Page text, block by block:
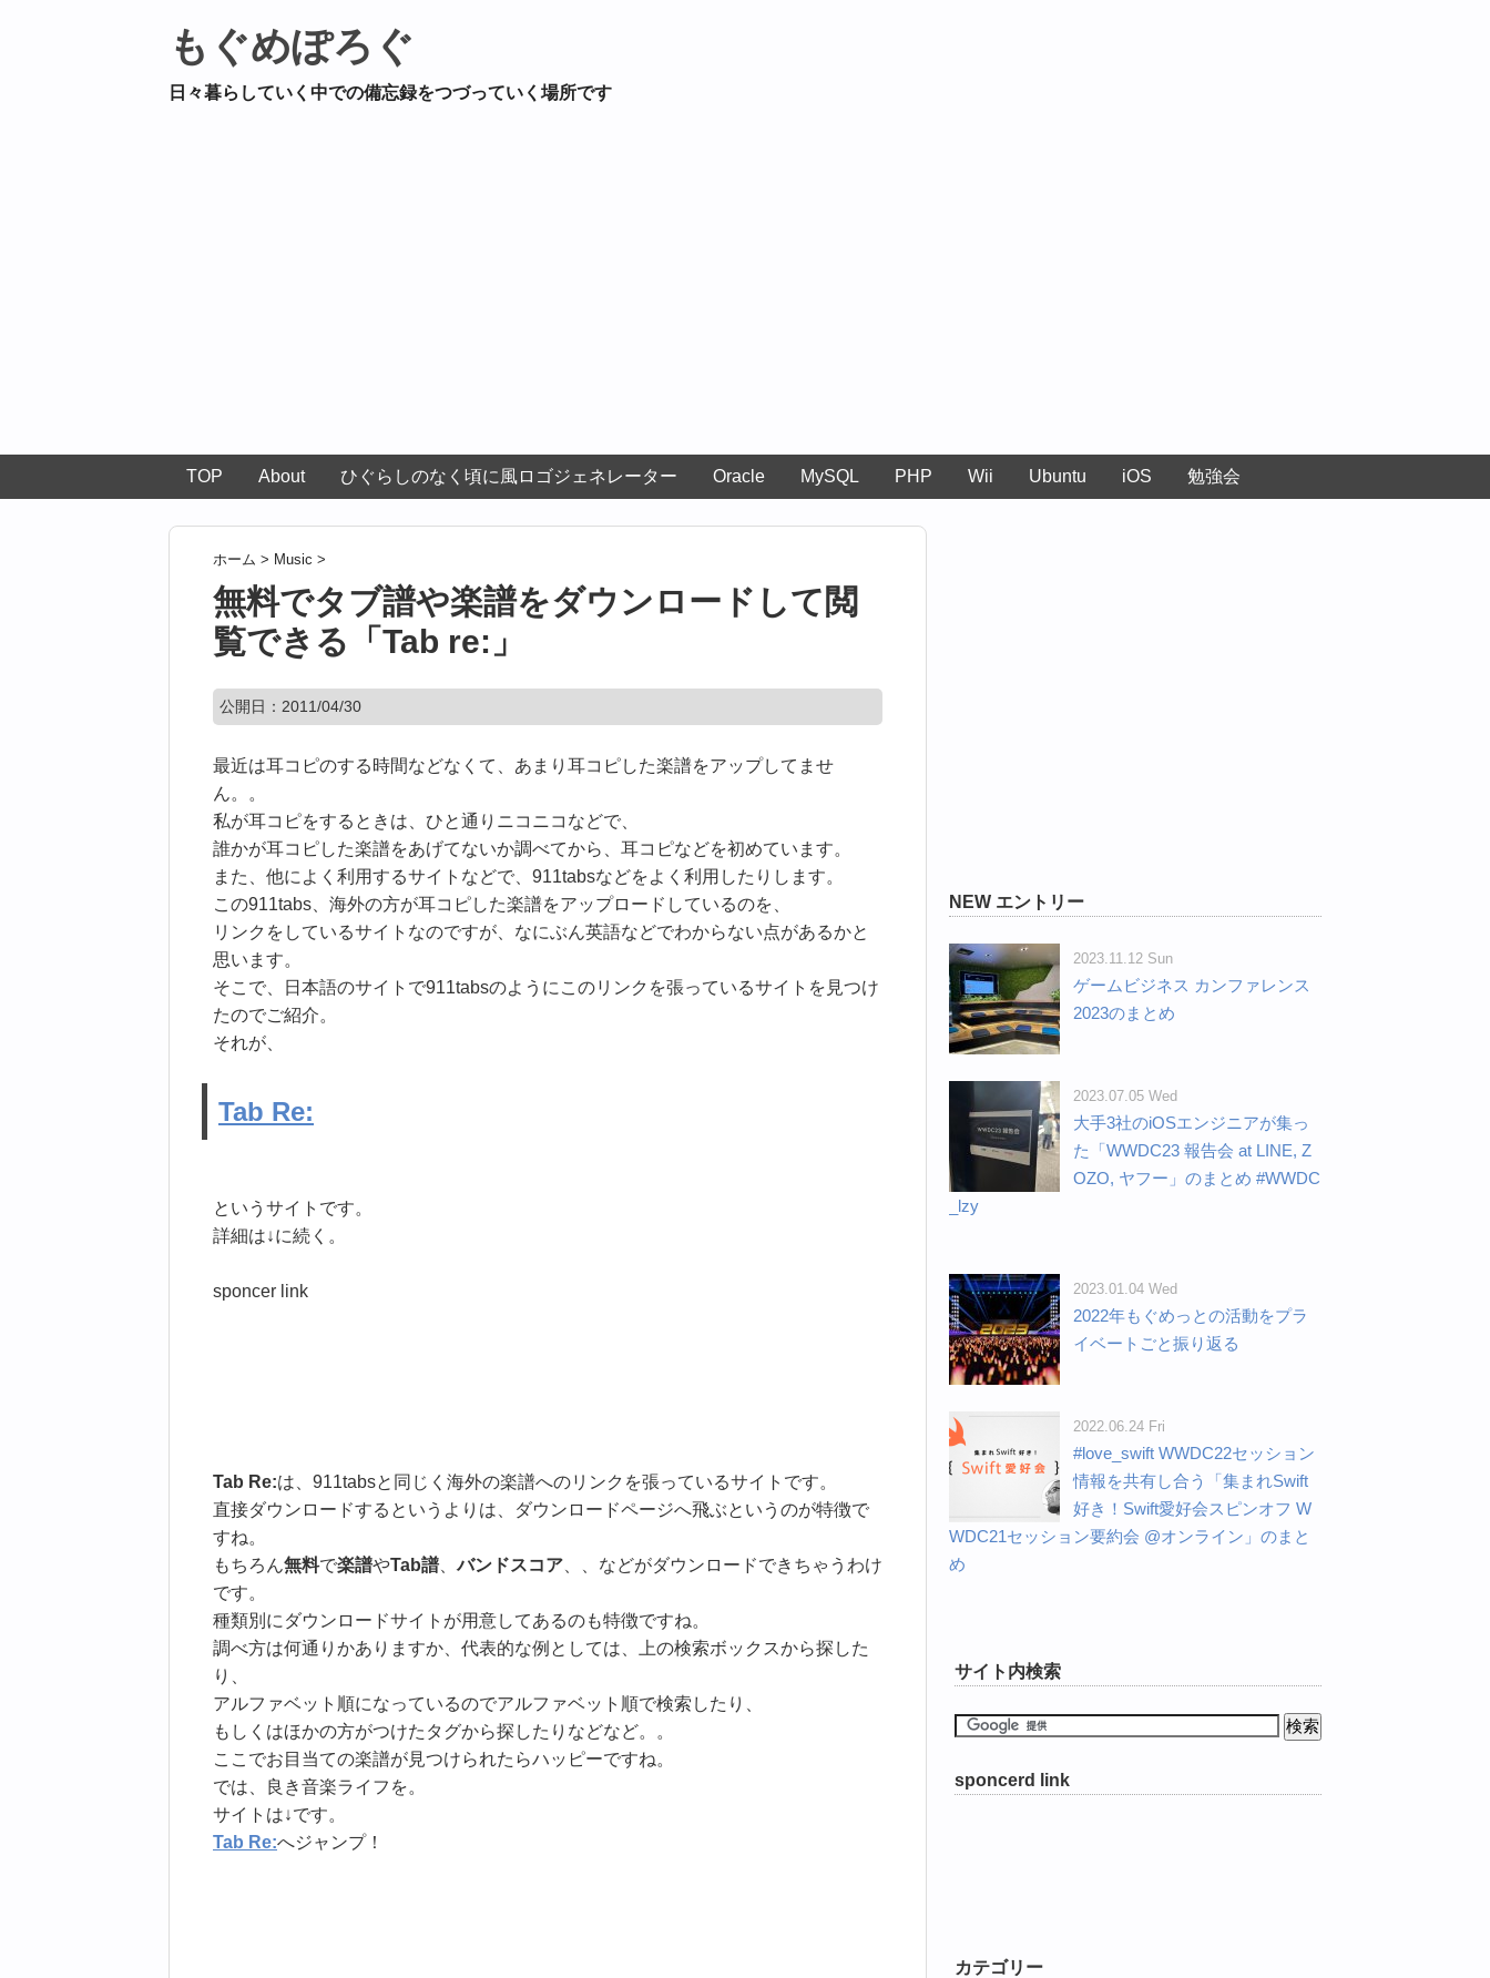
もぐめぽろぐ
日々暮らしていく中での備忘録をつづっていく場所です
TOP About ひぐらしのなく頃に風ロゴジェネレーター Oracle MySQL PHP Wii Ubuntu iOS 勉強会
ホーム > Music >
無料でタブ譜や楽譜をダウンロードして閲
覧できる「Tab re:」
公開日：2011/04/30
最近は耳コピのする時間などなくて、あまり耳コピした楽譜をアップしてませ
ん。。
私が耳コピをするときは、ひと通りニコニコなどで、
誰かが耳コピした楽譜をあげてないか調べてから、耳コピなどを初めています。
また、他によく利用するサイトなどで、911tabsなどをよく利用したりします。
この911tabs、海外の方が耳コピした楽譜をアップロードしているのを、
リンクをしているサイトなのですが、なにぶん英語などでわからない点があるかと
思います。
そこで、日本語のサイトで911tabsのようにこのリンクを張っているサイトを見つけ
たのでご紹介。
それが、
Tab Re:
というサイトです。
詳細は↓に続く。
sponcer link
Tab Re:は、911tabsと同じく海外の楽譜へのリンクを張っているサイトです。
直接ダウンロードするというよりは、ダウンロードページへ飛ぶというのが特徴で
すね。
もちろん無料で楽譜やTab譜、バンドスコア 、、などがダウンロードできちゃうわけ
です。
種類別にダウンロードサイトが用意してあるのも特徴ですね。
調べ方は何通りかありますか、代表的な例としては、上の検索ボックスから探した
り、
アルファベット順になっているのでアルファベット順で検索したり、
もしくはほかの方がつけたタグから探したりなどなど。。
ここでお目当ての楽譜が見つけられたらハッピーですね。
では、良き音楽ライフを。
サイトは↓です。
Tab Re:へジャンプ！
NEW エントリー
2023.11.12 Sun
ゲームビジネス カンファレンス
2023のまとめ
2023.07.05 Wed
大手3社のiOSエンジニアが集っ
た「WWDC23 報告会 at LINE, Z
OZO, ヤフー」のまとめ #WWDC
_lzy
2023.01.04 Wed
2022年もぐめっとの活動をプラ
イベートごと振り返る
2022.06.24 Fri
#love_swift WWDC22セッション
情報を共有し合う「集まれSwift
好き！Swift愛好会スピンオフ W
WDC21セッション要約会 @オンライン」のまと
め
サイト内検索
sponcerd link
カテゴリー